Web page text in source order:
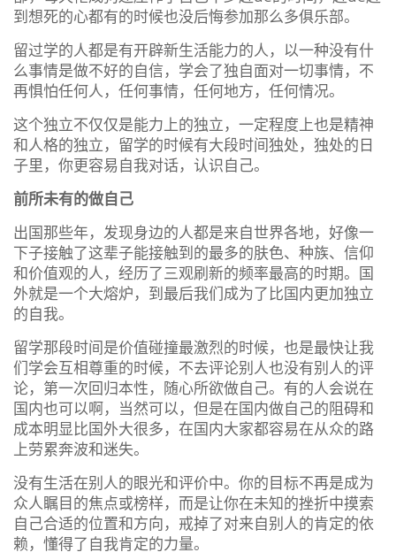
到想死的心都有的时候也没后悔参加那么多俱乐部。
留过学的人都是有开辟新生活能力的人，以一种没有什
么事情是做不好的自信，学会了独自面对一切事情，不
再惧怕任何人，任何事情，任何地方，任何情况。
这个独立不仅仅是能力上的独立，一定程度上也是精神
和人格的独立，留学的时候有大段时间独处，独处的日
子里，你更容易自我对话，认识自己。
前所未有的做自己
出国那些年，发现身边的人都是来自世界各地，好像一
下子接触了这辈子能接触到的最多的肤色、种族、信仰
和价值观的人，经历了三观刷新的频率最高的时期。国
外就是一个大熔炉，到最后我们成为了比国内更加独立
的自我。
留学那段时间是价值碰撞最激烈的时候，也是最快让我
们学会互相尊重的时候，不去评论别人也没有别人的评
论，第一次回归本性，随心所欲做自己。有的人会说在
国内也可以啊，当然可以，但是在国内做自己的阻碍和
成本明显比国外大很多，在国内大家都容易在从众的路
上劳累奔波和迷失。
没有生活在别人的眼光和评价中。你的目标不再是成为
众人瞩目的焦点或榜样，而是让你在未知的挫折中摸索
自己合适的位置和方向，戒掉了对来自别人的肯定的依
赖，懂得了自我肯定的力量。